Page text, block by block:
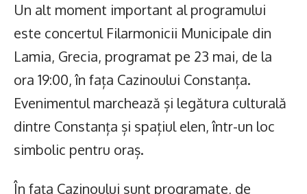
Un alt moment important al programului
este concertul Filarmonicii Municipale din
Lamia, Grecia, programat pe 23 mai, de la
ora 19:00, în fața Cazinoului Constanța.
Evenimentul marchează și legătura culturală
dintre Constanța și spațiul elen, într-un loc
simbolic pentru oraș.
În fața Cazinoului sunt programate, de